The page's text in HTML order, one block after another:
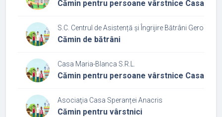
Cămin pentru persoane vârstnice Casa Sf.
S.C. Centrul de Asistență și Îngrijire Bătrâni Geromed
Cămin de bătrâni
Casa Maria-Blanca S.R.L.
Cămin pentru persoane vârstnice Casa
Asociaţia Casa Speranței Anacris
Cămin pentru vârstnici